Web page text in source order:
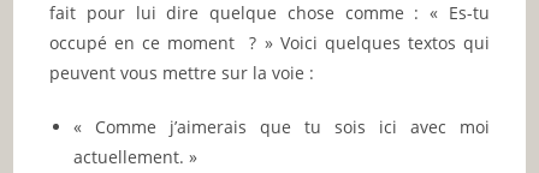
fait pour lui dire quelque chose comme : « Es-tu
occupé en ce moment ? » Voici quelques textos qui
peuvent vous mettre sur la voie :
« Comme j’aimerais que tu sois ici avec moi
actuellement. »